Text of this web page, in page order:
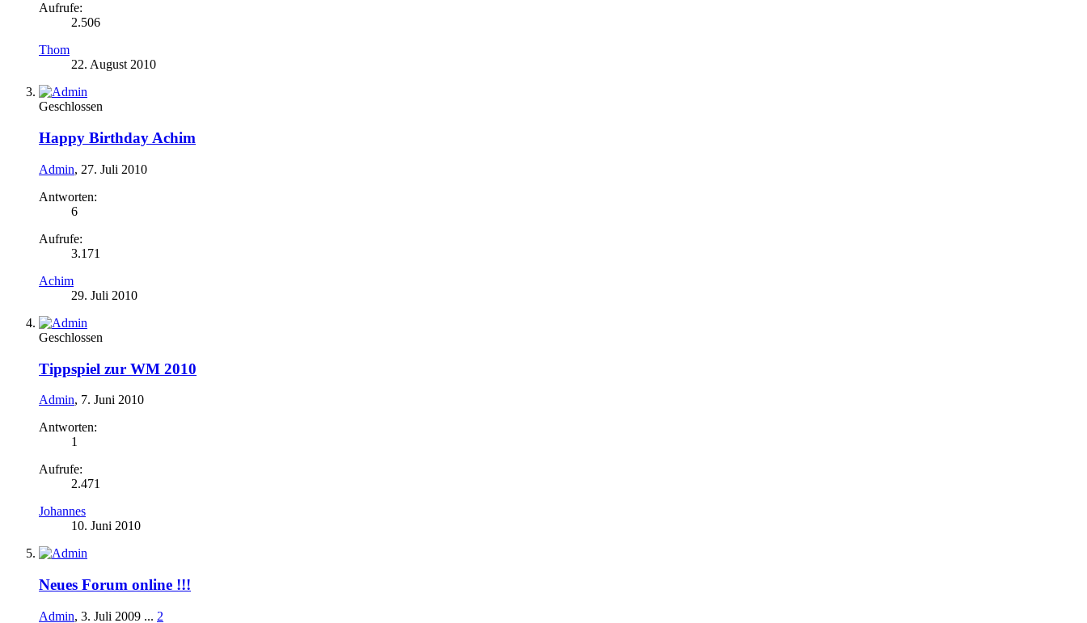
Aufrufe:
2.506
Thom
22. August 2010
Geschlossen
Happy Birthday Achim
Admin, 27. Juli 2010
Antworten:
6
Aufrufe:
3.171
Achim
29. Juli 2010
Geschlossen
Tippspiel zur WM 2010
Admin, 7. Juni 2010
Antworten:
1
Aufrufe:
2.471
Johannes
10. Juni 2010
Neues Forum online !!!
Admin, 3. Juli 2009 ... 2